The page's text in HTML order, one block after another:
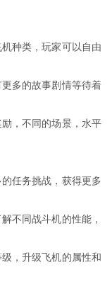
种类，玩家可以自由
多的故事剧情等待着
，不同的场景，水平
任务挑战，获得更多
不同战斗机的性能，
，升级飞机的属性和